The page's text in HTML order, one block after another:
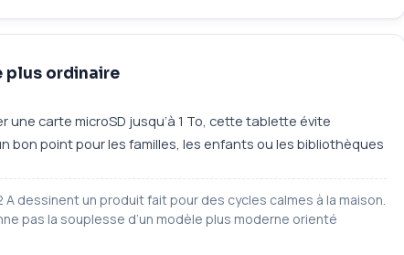
plus ordinaire
une carte microSD jusqu’à 1 To, cette tablette évite
bon point pour les familles, les enfants ou les bibliothèques
dessinent un produit fait pour des cycles calmes à la maison.
pas la souplesse d’un modèle plus moderne orienté